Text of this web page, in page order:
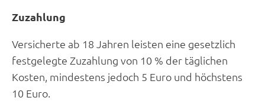
Zuzahlung
Versicherte ab 18 Jahren leisten eine gesetzlich
festgelegte Zuzahlung von 10 % der täglichen
Kosten, mindestens jedoch 5 Euro und höchstens
10 Euro.